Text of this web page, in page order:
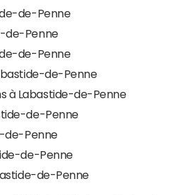
de-Penne
de-Penne
de-Penne
de-Penne
à Labastide-de-Penne
de-Penne
de-Penne
de-Penne
de-Penne